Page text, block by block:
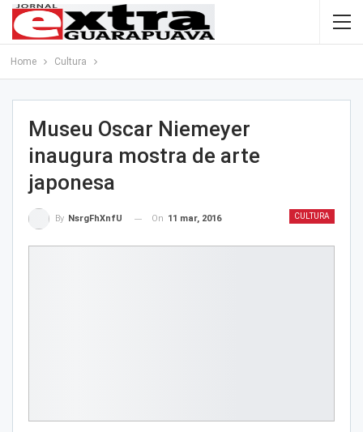
Home Cultura
Museu Oscar Niemeyer
inaugura mostra de arte
japonesa
CULTURA
By NsrgFhXnfU On 11 mar, 2016